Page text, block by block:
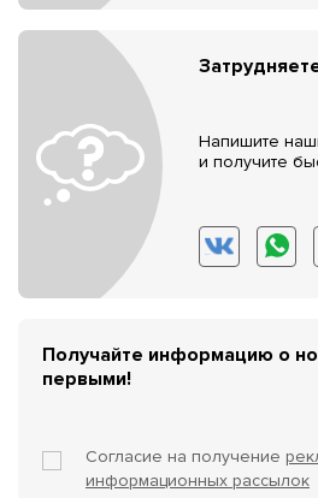
Напишите
и получите
Получайте информацию о
первыми!
Согласие на получение
информационных рассылок